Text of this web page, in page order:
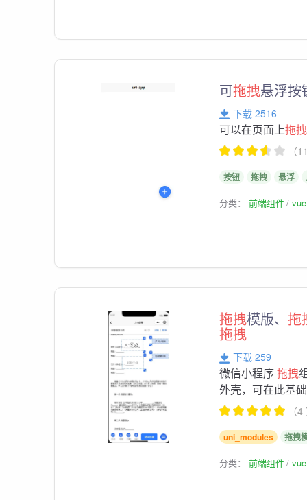
可拖拽悬浮按
下载 2516
可以在页面上拖拽
（
按钮 拖拽 悬浮
分类：前端组件
拖拽模版、拖
拖拽
下载 259
微信小程序拖拽
外壳，可在此基
（
uni_modules 拖拽
分类：前端组件